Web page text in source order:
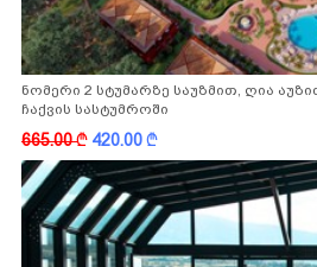
ნომერი 2 სტუმარზე საუზმით, ღია
ჩაქვის სასტუმროში
665.00k 420.00k